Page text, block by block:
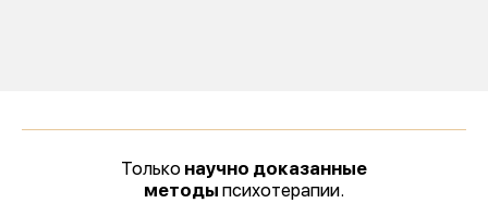
Только научно доказанные
методы психотерапии.